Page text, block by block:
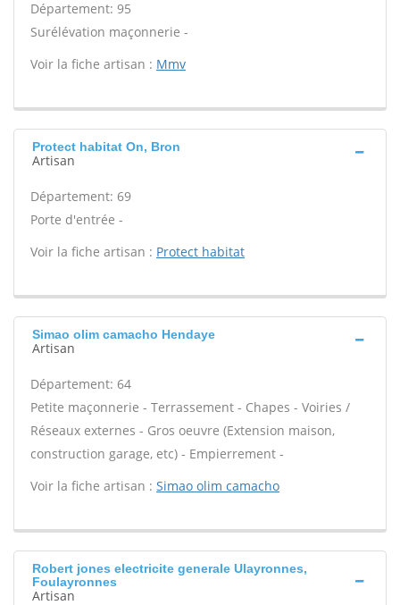
Département: 95
Surélévation maçonnerie -
Voir la fiche artisan : Mmv
Protect habitat On, Bron
Artisan
Département: 69
Porte d'entrée -
Voir la fiche artisan : Protect habitat
Simao olim camacho Hendaye
Artisan
Département: 64
Petite maçonnerie - Terrassement - Chapes - Voiries /
Réseaux externes - Gros oeuvre (Extension maison,
construction garage, etc) - Empierrement -
Voir la fiche artisan : Simao olim camacho
Robert jones electricite generale Ulayronnes,
Foulayronnes
Artisan